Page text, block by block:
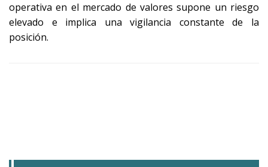
operativa en el mercado de valores supone un riesgo
elevado e implica una vigilancia constante de la
posición.